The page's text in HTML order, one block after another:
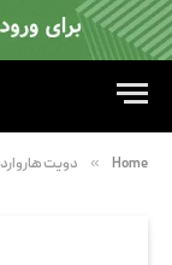
Home
» دویت هاروارد